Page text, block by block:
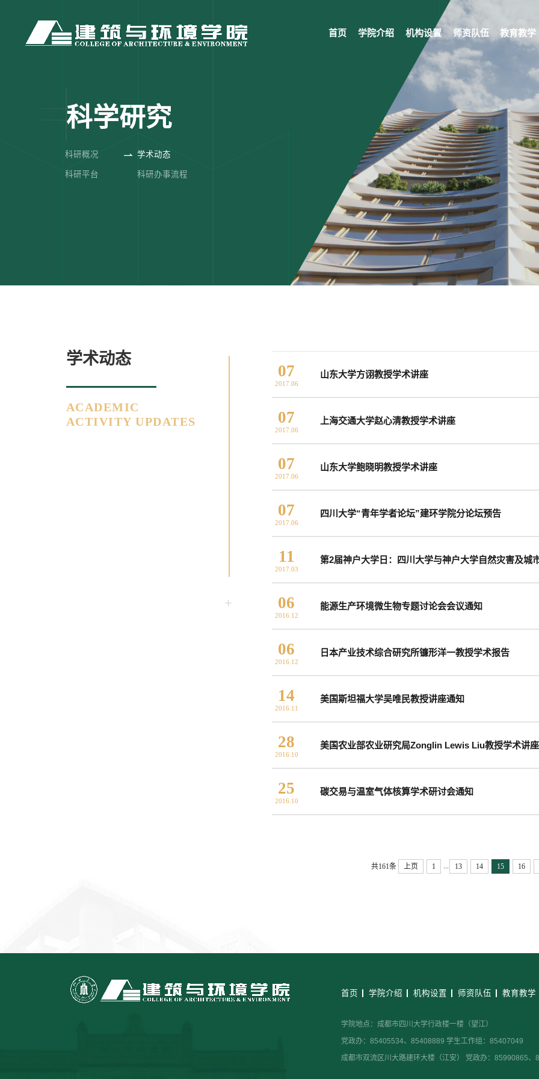
首页 学院介绍 机构设置 师资队伍 教育教学
科学研究
科研概况 学术动态
科研平台 科研办事流程
学术动态
ACADEMIC
ACTIVITY UPDATES
07
2017.06
山东大学方诩教授学术讲座
07
2017.06
上海交通大学赵心清教授学术讲座
07
2017.06
山东大学鲍晓明教授学术讲座
07
2017.06
四川大学“青年学者论坛”建环学院分论坛预告
11
2017.03
第2届神户大学日：四川大学与神户大学自然灾害及城
06
2016.12
能源生产环境微生物专题讨论会会议通知
06
2016.12
日本产业技术综合研究所镰形洋一教授学术报告
14
2016.11
美国斯坦福大学吴唯民教授讲座通知
28
2016.10
美国农业部农业研究局Zonglin Lewis Liu教授学术讲座
25
2016.10
碳交易与温室气体核算学术研讨会通知
共161条 上页 1 13 14 15 16
首页 学院介绍 机构设置 师资队伍 教育教学
学院地点：成都市四川大学行政楼一楼（望江）
党政办：85405534、85408889 学生工作组：85407049
成都市双流区川大路建环大楼（江安） 党政办：85990865